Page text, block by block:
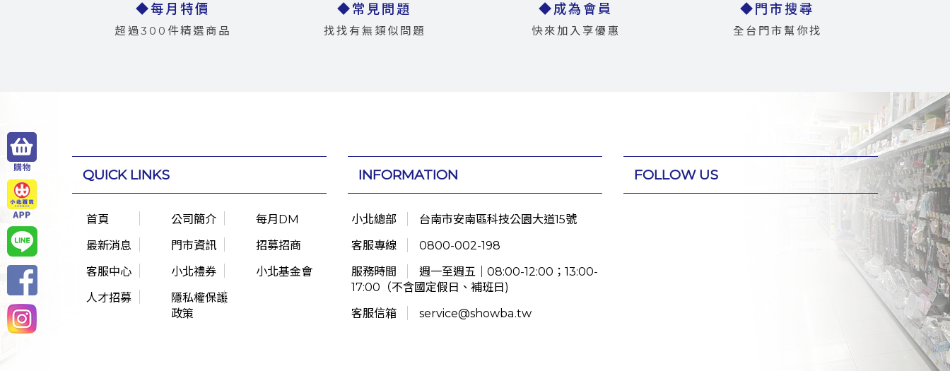
◆每月特價
超過300件精選商品
◆常見問題
找找有無類似問題
◆成為會員
快來加入享優惠
◆門市搜尋
全台門市幫你找
QUICK LINKS
首頁 公司簡介
每月DM
最新消息
門市資訊
招募招商
客服中心
小北禮券
小北基金會
人才招募
隱私權保護
政策
INFORMATION
小北總部
台南市安南區科技公園大道15號
客服專線
0800-002-198
服務時間
週一至週五｜08:00-12:00；13:00-
17:00（不含國定假日、補班日)
客服信箱
service@showba.tw
FOLLOW US